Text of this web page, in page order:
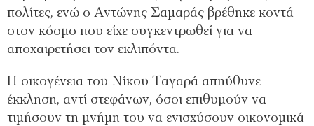
πολίτες, ενώ ο Αντώνης Σαμαράς βρέθηκε κοντά
στον κόσμο που είχε συγκεντρωθεί για να
αποχαιρετήσει τον εκλιπόντα.
Η οικογένεια του Νίκου Ταγαρά απηύθυνε
έκκληση, αντί στεφάνων, όσοι επιθυμούν να
τιμήσουν τη μνήμη του να ενισχύσουν οικονομικά